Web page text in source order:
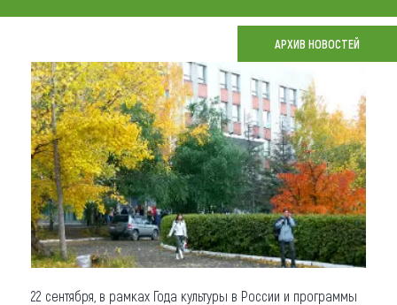
Карта
Что привезти (сувениры)
О регионе
Коллекция впечатлений
Другие рубрики
АРХИВ НОВОСТЕЙ
22 сентября, в рамках Года культуры в России и программы